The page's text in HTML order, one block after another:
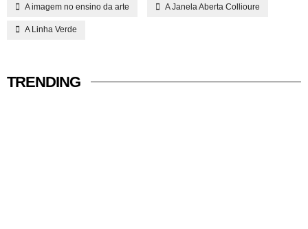
A imagem no ensino da arte A Janela Aberta Collioure
A Linha Verde
TRENDING